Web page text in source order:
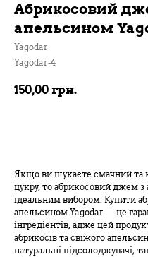
Абрикосовий
апельсином
Yagodar
Yagodar-4
150,00 грн.
Якщо ви шукаєте смачний та
цукру, то абрикосовий джем з
ідеальним вибором. Купити
апельсином Yagodar — це
інгредієнтів, адже цей
абрикосів та свіжого
натуральні підсолоджувачі,